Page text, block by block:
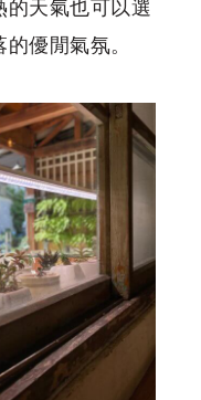
的天氣也可以選
優閒氣氛。